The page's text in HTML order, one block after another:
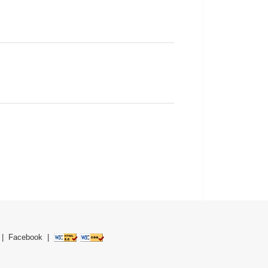
Facebook